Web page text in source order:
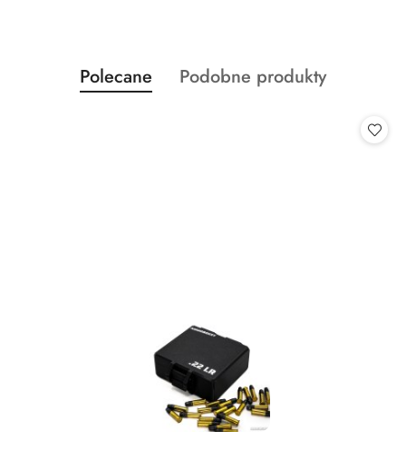
Pomiń karuzelę produktów
Produkty
o
Polecane
Produkty
Podobne produkty